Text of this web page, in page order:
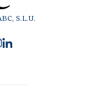
S.L.U.